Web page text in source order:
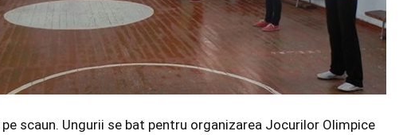
scaun. Ungurii se bat pentru organizarea Jocurilor Olimpice